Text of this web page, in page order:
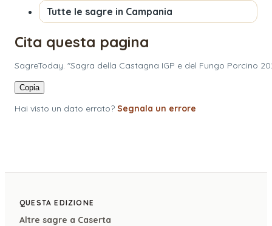
Tutte le sagre in Campania
Cita questa pagina
SagreToday. "Sagra della Castagna IGP e del Fungo
Copia
Hai visto un dato errato? Segnala un errore
QUESTA EDIZIONE
Altre sagre a Caserta